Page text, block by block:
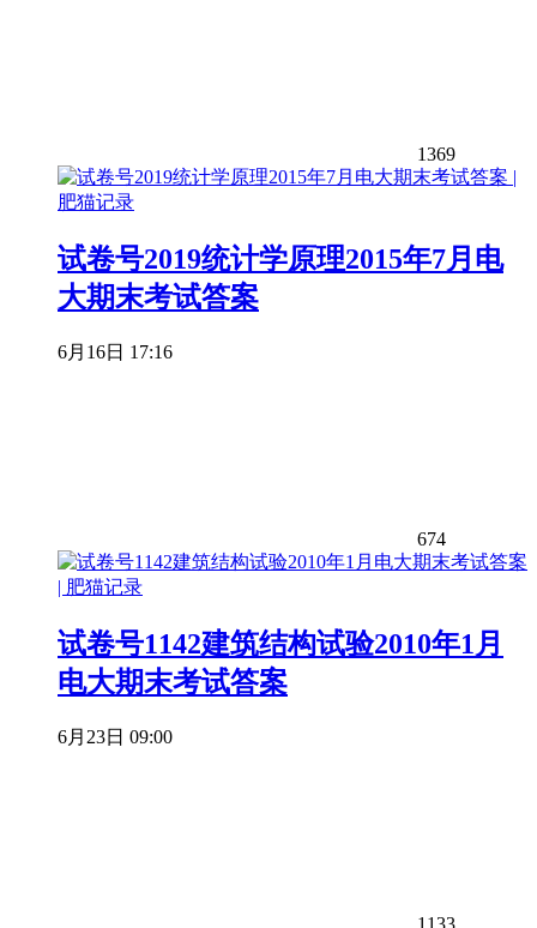
1369
试卷号2019统计学原理2015年7月电
大期末考试答案
6月16日 17:16
674
试卷号1142建筑结构试验2010年1月
电大期末考试答案
6月23日 09:00
1133